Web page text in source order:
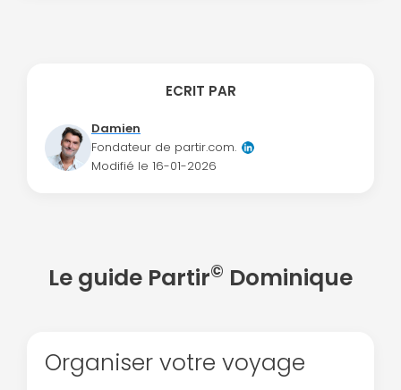
ECRIT PAR
Damien
Fondateur de partir.com.
Modifié le 16-01-2026
Le guide Partir© Dominique
Organiser votre voyage